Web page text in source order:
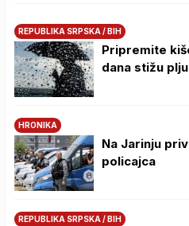
REPUBLIKA SRPSKA / BIH
Pripremite
dana stižu
HRONIKA
Na Јarinju
policajca
REPUBLIKA SRPSKA / BIH